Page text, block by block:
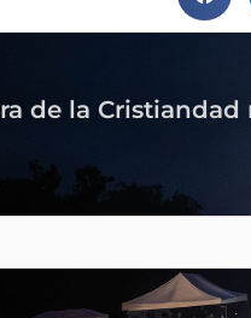
de la Cristiandad